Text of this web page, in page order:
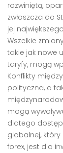
rozwiniętą,
zwłaszcza do
jej
Wszelkie
takie jak nowe
taryfy, mogą
Konflikty
polityczna, a
mogą
dlatego
globalnej,
forex, jest dla